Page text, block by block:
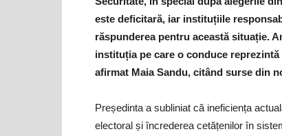
este deficitară, iar instituțiile
răspunderea pentru această situație.
instituția pe care o conduce
afirmat Maia Sandu, citând surse din
Președinta a subliniat că ineficiența
electoral și încrederea cetățenilor în